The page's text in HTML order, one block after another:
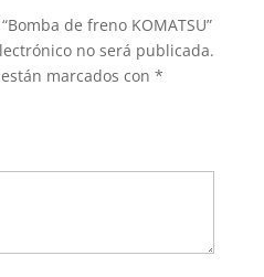
de freno KOMATSU”
no será publicada.
marcados con *